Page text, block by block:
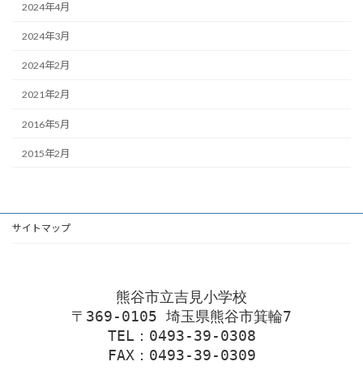
2024年4月
2024年3月
2024年2月
2021年2月
2016年5月
2015年2月
サイトマップ
熊谷市立吉見小学校
〒369-0105 埼玉県熊谷市箕輪7
TEL：0493-39-0308
FAX：0493-39-0309